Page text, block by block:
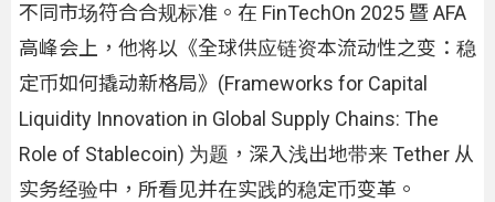
不同市场符合合规标准。在 FinTechOn 2025 暨 AFA
高峰会上，他将以《全球供应链资本流动性之变：稳
定币如何撬动新格局》(Frameworks for Capital
Liquidity Innovation in Global Supply Chains: The
Role of Stablecoin) 为题，深入浅出地带来 Tether 从
实务经验中，所看见并在实践的稳定币变革。